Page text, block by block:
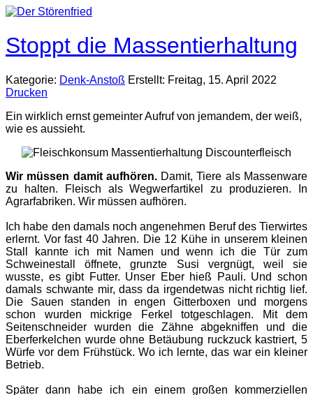
Stoppt die Massentierhaltung
Kategorie: Denk-Anstoß Erstellt: Freitag, 15. April 2022
Drucken
Ein wirklich ernst gemeinter Aufruf von jemandem, der weiß,
wie es aussieht.
Wir müssen damit aufhören.Damit, Tiere als Massenware
zu halten. Fleisch als Wegwerfartikel zu produzieren. In
Agrarfabriken. Wir müssen aufhören.
Ich habe den damals noch angenehmen Beruf des Tierwirtes
erlernt. Vor fast 40 Jahren. Die 12 Kühe in unserem kleinen
Stall kannte ich mit Namen und wenn ich die Tür zum
Schweinestall öffnete, grunzte Susi vergnügt, weil sie
wusste, es gibt Futter. Unser Eber hieß Pauli. Und schon
damals schwante mir, dass da irgendetwas nicht richtig lief.
Die Sauen standen in engen Gitterboxen und morgens
schon wurden mickrige Ferkel totgeschlagen. Mit dem
Seitenschneider wurden die Zähne abgekniffen und die
Eberferkelchen wurde ohne Betäubung ruckzuck kastriert, 5
Würfe vor dem Frühstück. Wo ich lernte, das war ein kleiner
Betrieb.
Später dann habe ich ein einem großen kommerziellen